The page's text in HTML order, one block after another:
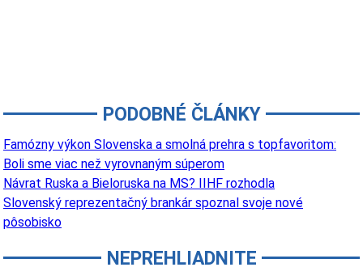
PODOBNÉ ČLÁNKY
Famózny výkon Slovenska a smolná prehra s topfavoritom:
Boli sme viac než vyrovnaným súperom
Návrat Ruska a Bieloruska na MS? IIHF rozhodla
Slovenský reprezentačný brankár spoznal svoje nové
pôsobisko
NEPREHLIADNITE